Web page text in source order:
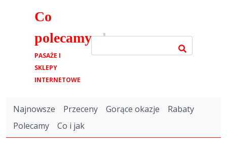
Co
polecamy.pl
PASAŻE I
SKLEPY
INTERNETOWE
Najnowsze Przeceny Gorące okazje
Rabaty
Polecamy
Co i jak